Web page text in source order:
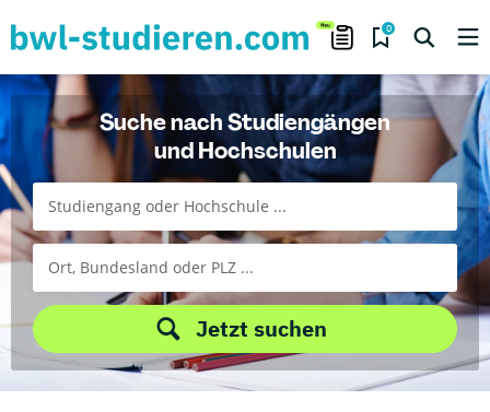
0
Suche nach Studiengängen
und Hochschulen
Jetzt suchen